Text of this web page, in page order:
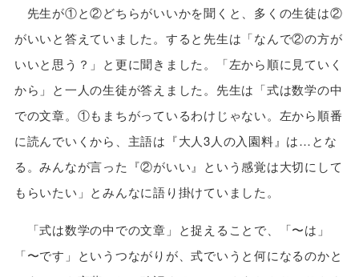
先生が①と②どちらがいいかを聞くと、多くの生徒は②
がいいと答えていました。すると先生は「なんで②の方が
いいと思う？」と更に聞きました。「左から順に見ていく
から」と一人の生徒が答えました。先生は「式は数学の中
での文章。①もまちがっているわけじゃない。左から順番
に読んでいくから、主語は『大人3人の入園料』は…とな
る。みんなが言った『②がいい』という感覚は大切にして
もらいたい」とみんなに語り掛けていました。
「式は数学の中での文章」と捉えることで、「〜は」
「〜です」というつながりが、式でいうと何になるのかと